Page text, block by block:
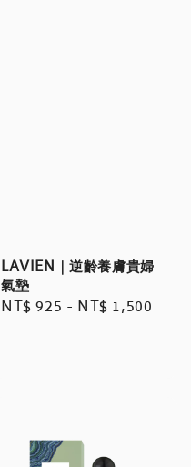
LAVIEN｜逆齡養膚貴婦
氣墊
Regular
NT$ 925 - NT$ 1,500